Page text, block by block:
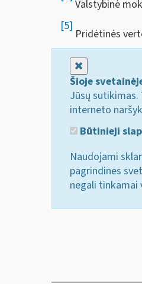
Valstybinė
[5]
Pridėtinės
Šioje
Jūsų
interneto
Būtinieji
Naudojami
pagrindines
negali tinkamai